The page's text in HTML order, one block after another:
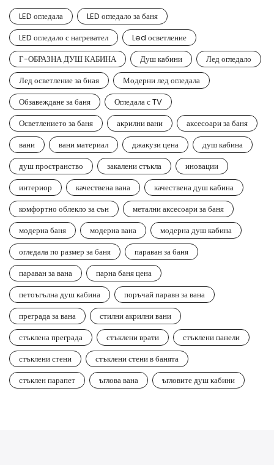
LED огледала
LED огледало за баня
LED огледало с нагревател
Led осветление
Г-ОБРАЗНА ДУШ КАБИНА
Душ кабини
Лед огледало
Лед осветление за бная
Модерни лед огледала
Обзавеждане за баня
Огледала с TV
Осветлението за баня
акрилни вани
аксесоари за баня
вани
вани материал джакузи цена
душ кабина
душ пространство
закалени стъкла
иновации
интериор
качествена вана
качествена душ кабина
комфортно облекло за сън
метални аксесоари за баня
модерна баня
модерна вана
модерна душ кабина
огледала по размер за баня
параван за баня
параван за вана
парна баня цена
петоъгълна душ кабина
поръчай паравн за вана
преграда за вана
стилни акрилни вани
стъклена преграда
стъклени врати
стъклени панели
стъклени стени
стъклени стени в банята
стъклен парапет
ъглова вана ъгловите душ кабини